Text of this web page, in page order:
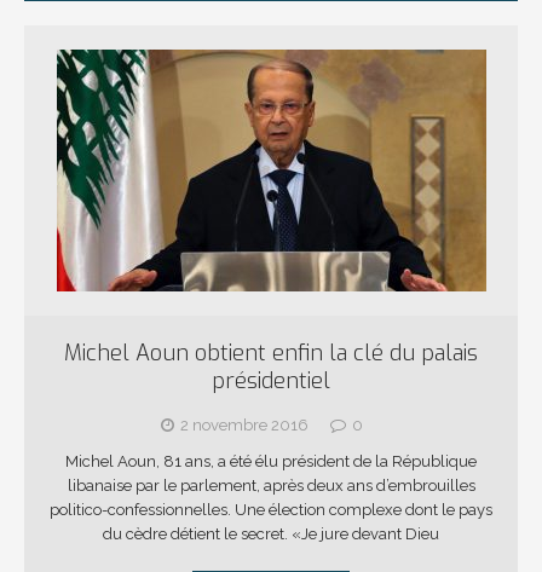
Michel Aoun obtient enfin la clé du palais
présidentiel
2 novembre 2016
0
Michel Aoun, 81 ans, a été élu président de la République
libanaise par le parlement, après deux ans d’embrouilles
politico-confessionnelles. Une élection complexe dont le pays
du cèdre détient le secret. «Je jure devant Dieu